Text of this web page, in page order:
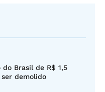
Brasil de R$ 1,5
demolido